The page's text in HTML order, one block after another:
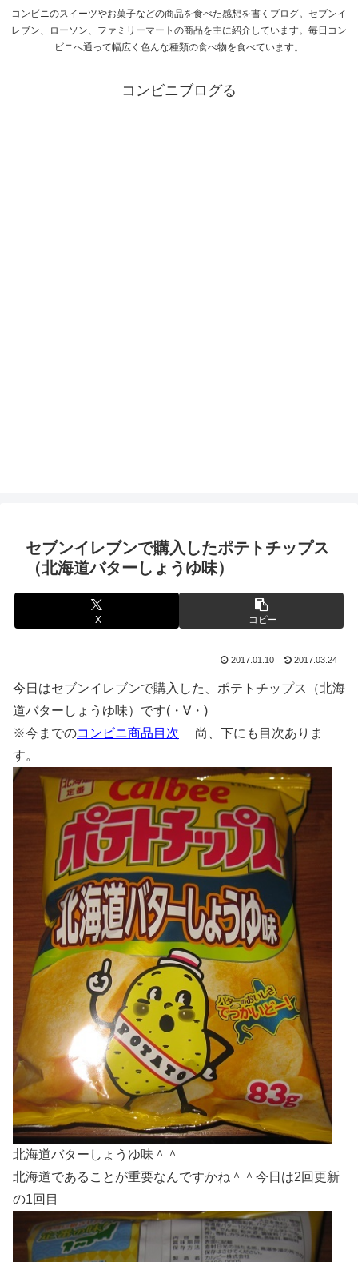
コンビニのスイーツやお菓子などの商品を食べた感想を書くブログ。セブンイ
レブン、ローソン、ファミリーマートの商品を主に紹介しています。毎日コン
ビニへ通って幅広く色んな種類の食べ物を食べています。
コンビニブログる
セブンイレブンで購入したポテトチップス
（北海道バターしょうゆ味）
X コピー
2017.01.10 2017.03.24
今日はセブンイレブンで購入した、ポテトチップス（北海
道バターしょうゆ味）です(・∀・)
※今までのコンビニ商品目次 尚、下にも目次ありま
す。
北海道バターしょうゆ味＾＾
北海道であることが重要なんですかね＾＾今日は2回更新
の1回目